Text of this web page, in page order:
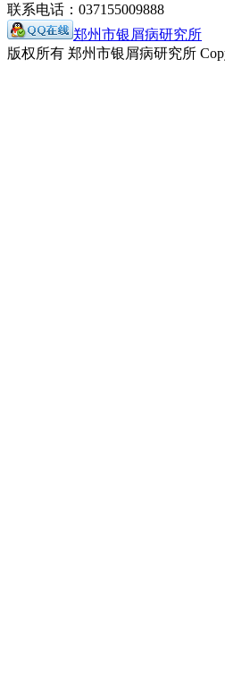
联系电话：037155009888
郑州市银屑病研究所
版权所有 郑州市银屑病研究所